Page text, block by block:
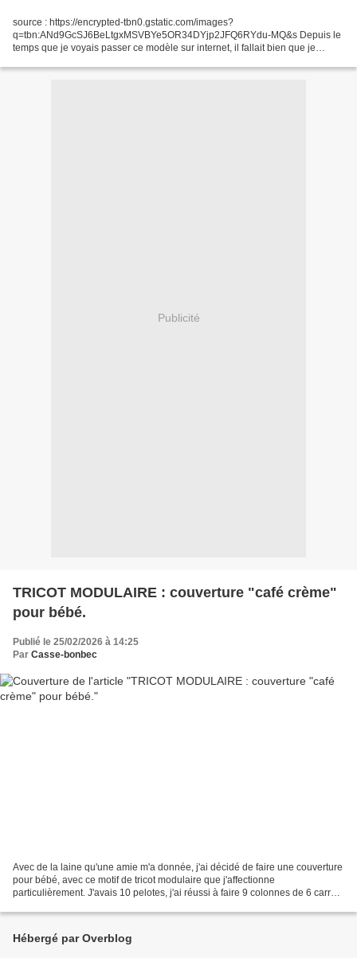
source : https://encrypted-tbn0.gstatic.com/images?
q=tbn:ANd9GcSJ6BeLtgxMSVBYe5OR34DYjp2JFQ6RYdu-MQ&s Depuis le
temps que je voyais passer ce modèle sur internet, il fallait bien que je
Publicité
TRICOT MODULAIRE : couverture "café crème"
pour bébé.
Publié le 25/02/2026 à 14:25
Par Casse-bonbec
Avec de la laine qu'une amie m'a donnée, j'ai décidé de faire une couverture
pour bébé, avec ce motif de tricot modulaire que j'affectionne
particulièrement. J'avais 10 pelotes, j'ai réussi à faire 9 colonnes de 6 carrés
Hébergé par Overblog